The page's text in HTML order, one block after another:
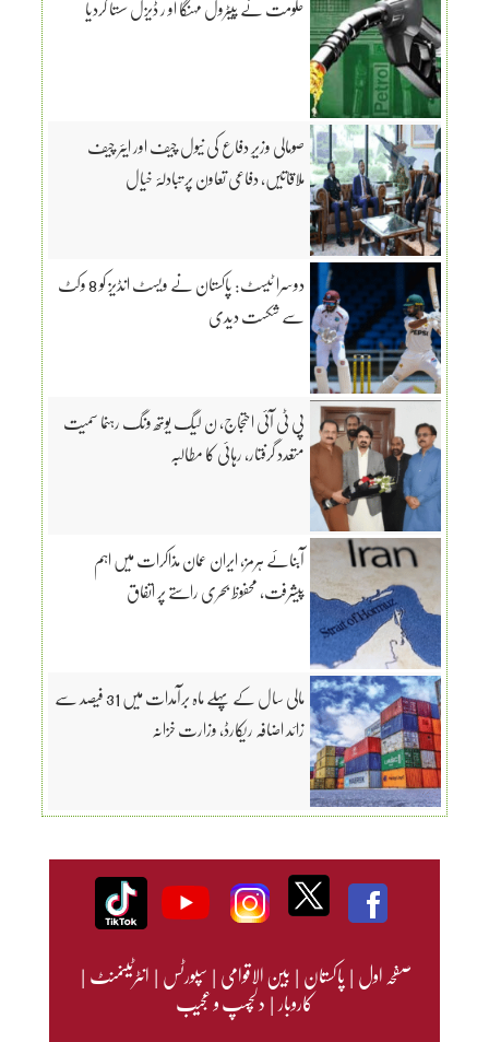
صومالی وزیرِ دفاع کی نیول چیف اور ایئر چیف
ملاقاتیں، دفاعی تعاون پر تبادلۂ خیال
دوسرا ٹیسٹ: پاکستان نے ویسٹ انڈیز کو 8 وکٹ
سے شکست دیدی
پی ٹی آئی احتجاج، ن لیگ یوتھ ونگ رہنما سمیت
متعدد گرفتار، رہائی کا مطالبہ
آبنائے ہرمز، ایران عمان مذاکرات میں اہم
پیشرفت، محفوظ بحری راستے پر اتفاق
مالی سال کے پہلے ماہ برآمدات میں 31 فیصد سے
زائد اضافہ ریکارڈ، وزارت خزانہ
صفحہ اول|پاکستان|بین الاقوامی|سپورٹس|انٹرٹینمنٹ|
کاروبار|دلچسپ و عجیب